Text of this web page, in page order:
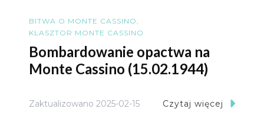
BITWA O MONTE CASSINO
KLASZTOR MONTE CASSINO
Bombardowanie opactwa na
Monte Cassino (15.02.1944)
Zaktualizowano 2025-02-15 Czytaj więcej